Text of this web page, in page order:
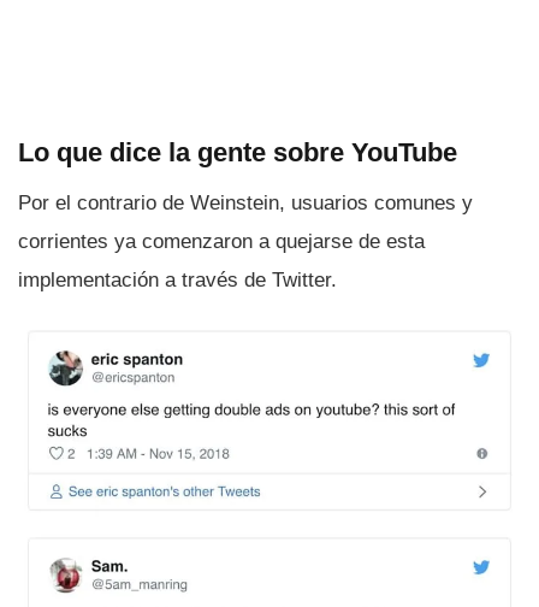
Lo que dice la gente sobre YouTube
Por el contrario de Weinstein, usuarios comunes y
corrientes ya comenzaron a quejarse de esta
implementación a través de Twitter.